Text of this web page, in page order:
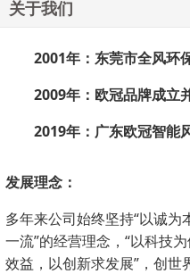
关于我们
2001年：东莞市全风环
2009年：欧冠品牌成立
2019年：广东欧冠智能
发展理念：
多年来公司始终坚持“以诚
一流”的经营理念，“以科技
效益，以创新求发展”，创